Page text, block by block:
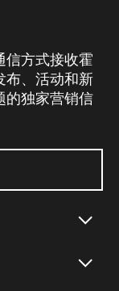
信方式接收霍
布、活动和新
的独家营销信